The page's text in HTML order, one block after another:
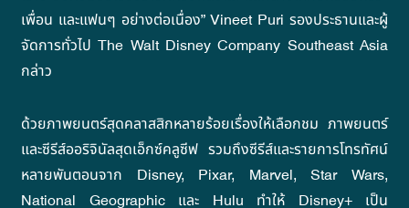
เพื่อน และแฟนๆ อย่างต่อเนื่อง” Vineet Puri รองประธานและผู้
จัดการทั่วไป The Walt Disney Company Southeast Asia
กล่าว
ด้วยภาพยนตร์สุดคลาสสิกหลายร้อยเรื่องให้เลือกชม ภาพยนตร์
และซีรีส์ออริจินัลสุดเอ็กซ์คลูซีฟ รวมถึงซีรีส์และรายการโทรทัศน์
หลายพันตอนจาก Disney, Pixar, Marvel, Star Wars,
National Geographic และ Hulu ทำให้ Disney+ เป็น